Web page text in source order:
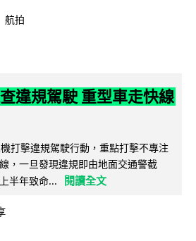
航拍
違規駕駛 重型車走快線
打擊違規駕駛行動，重點打擊不專注
，一旦發現違規即由地面交通警截
半年致命...
閱讀全文